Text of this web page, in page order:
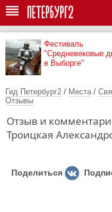
Фестиваль
"Средневековые
в Выборге"
Гид Петербург2 / Места /
Отзывы
Отзыв и
Троицкая
Поделиться